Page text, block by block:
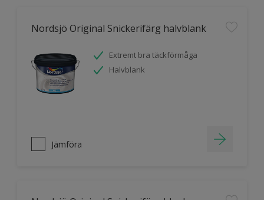
Nordsjö Original Snickerifärg halvblank
Extremt bra täckförmåga
Halvblank
Jämföra